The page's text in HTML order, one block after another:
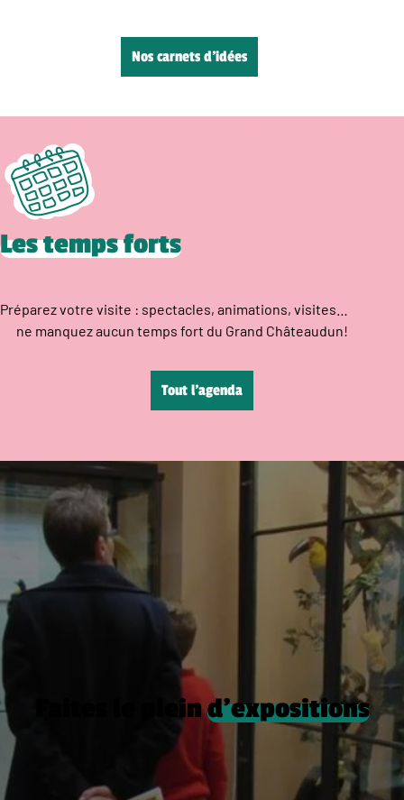
Nos carnets d’idées
Les temps forts
Préparez votre visite : spectacles, animations, visites…
ne manquez aucun temps fort du Grand Châteaudun!
Tout l’agenda
Faites le pleind’expositions